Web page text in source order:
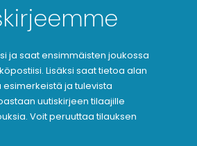
ja saat ensimmäisten joukossa
Lisäksi saat tietoa alan
ja tulevista
uutiskirjeen tilaajille
Voit peruuttaa tilauksen